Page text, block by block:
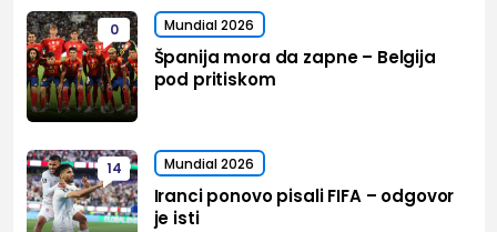
0 Mundial 2026
Španija mora da zapne – Belgija
pod pritiskom
14 Mundial 2026
Iranci ponovo pisali FIFA – odgovor
je isti